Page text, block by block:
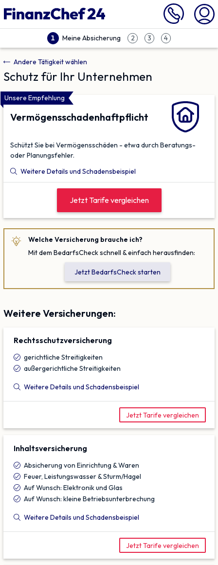
1 Meine Absicherung 2 3 4
Andere Tätigkeit wählen
Schutz für Ihr Unternehmen
Unsere Empfehlung
Vermögens­schaden­haftpflicht
Schützt Sie bei Vermögensschäden - etwa durch Beratungs-
oder Planungsfehler.
Weitere Details und Schadensbeispiel
Jetzt Tarife vergleichen
Welche Versicherung brauche ich?
Mit dem BedarfsCheck schnell & einfach herausfinden:
Jetzt BedarfsCheck starten
Weitere Versicherungen:
Rechtsschutz­versicherung
gerichtliche Streitigkeiten
außergerichtliche Streitigkeiten
Weitere Details und Schadensbeispiel
Jetzt Tarife vergleichen
Inhalts­versicherung
Absicherung von Einrichtung & Waren
Feuer, Leistungswasser & Sturm/Hagel
Auf Wunsch: Elektronik und Glas
Auf Wunsch: kleine Betriebsunterbrechung
Weitere Details und Schadensbeispiel
Jetzt Tarife vergleichen